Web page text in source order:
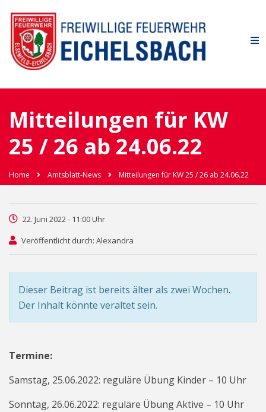
Mitteilungen für KW
25 / 26 ab 24.06.22
Home Amtsblatt-News Mitteilungen für KW 25 / 26 ab 24.06.22
22. Juni 2022 - 11:00 Uhr
Veröffentlicht durch: Alexandra
Dieser Beitrag ist bereits älter als zwei Wochen.
Der Inhalt könnte veraltet sein.
Termine:
Samstag, 25.06.2022: reguläre Übung Kinder – 10 Uhr
Sonntag, 26.06.2022: reguläre Übung Aktive – 10 Uhr